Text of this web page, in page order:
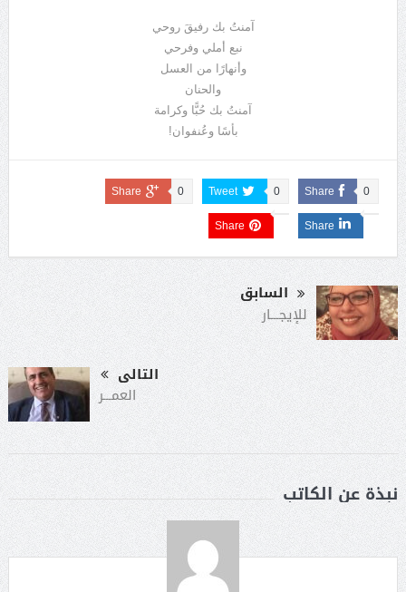
آمنتُ بك رفيقَ روحي
نبع أملي وفرحي
وأنهارًا من العسل
والحنان
آمنتُ بك حُبًّا وكرامة
بأسًا وعُنفوان!
Share 0
Tweet 0
Share 0
Share
Share
السابق
للإيجـــار
التالى
العمـــر
نبذة عن الكاتب